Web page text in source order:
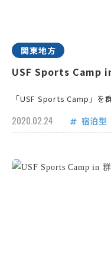
関東地方
USF Sports Camp
「USF Sports Camp」を
2020.02.24 宿泊型